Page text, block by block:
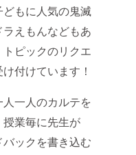
どもに人気の鬼滅
えもんなどもあ
トピックのリクエ
付けています！
人一人のカルテを
業毎に先生が
バックを書き込む